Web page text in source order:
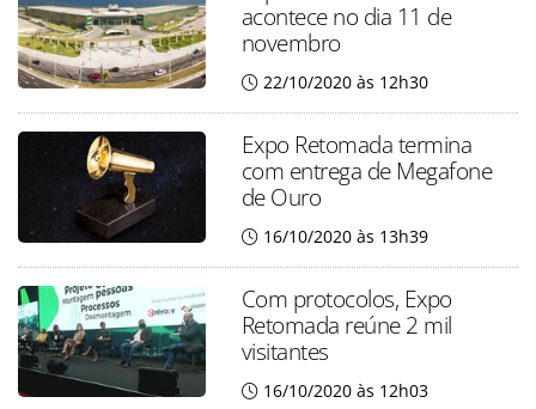
acontece no dia 11 de
novembro
22/10/2020 às 12h30
Expo Retomada termina
com entrega de Megafone
de Ouro
16/10/2020 às 13h39
Com protocolos, Expo
Retomada reúne 2 mil
visitantes
16/10/2020 às 12h03